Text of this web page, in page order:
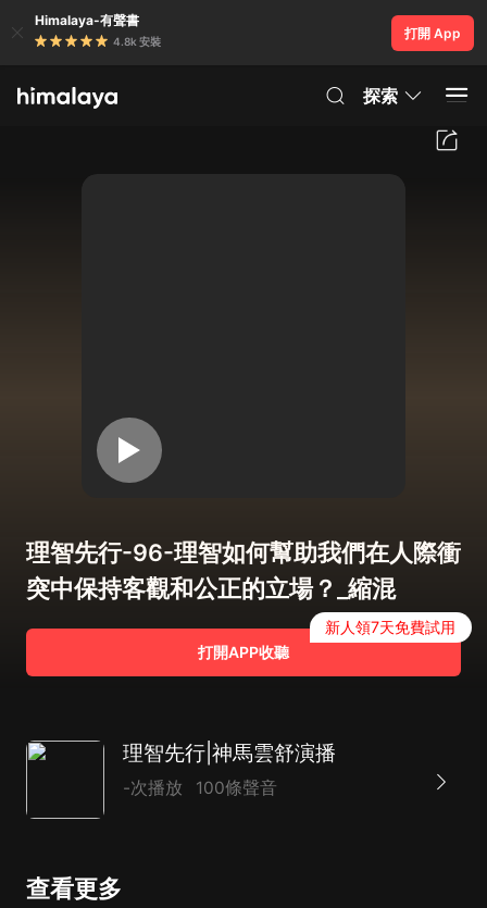
Himalaya-有聲書
4.8k 安裝
打開 App
探索
理智先行-96-理智如何幫助我們在人際衝
突中保持客觀和公正的立場？_縮混
打開APP收聽
新人領7天免費試用
理智先行|神馬雲舒演播
-次播放 100條聲音
查看更多